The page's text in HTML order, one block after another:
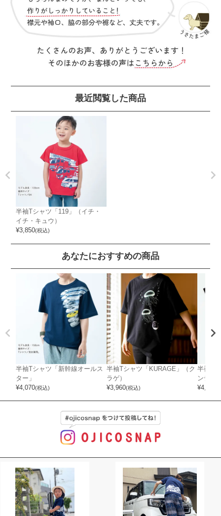
最近閲覧した商品
半袖Tシャツ「119」（イチ・
イチ・キュウ）
¥3,850(税込)
あなたにおすすめの商品
半袖Tシャツ「新幹線オールス
ター」
¥4,070(税込)
半袖Tシャツ「KURAGE」（ク
ラゲ）
¥3,960(税込)
半袖T
ンディ
¥4,400